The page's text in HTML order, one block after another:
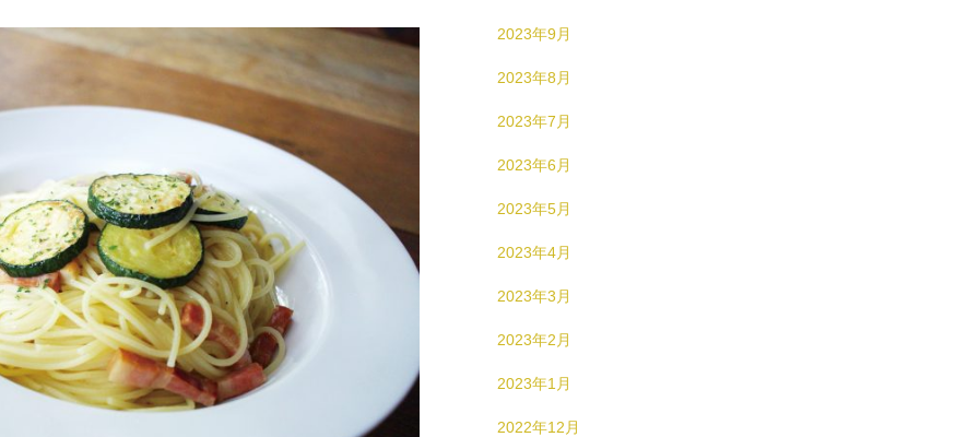
2023年9月
2023年8月
2023年7月
2023年6月
2023年5月
2023年4月
2023年3月
2023年2月
2023年1月
2022年12月